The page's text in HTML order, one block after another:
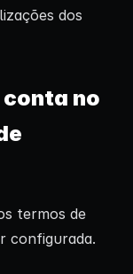
dos
conta no
termos de
configurada.